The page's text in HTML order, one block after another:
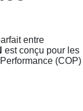
entre
est conçu pour les
(COP)